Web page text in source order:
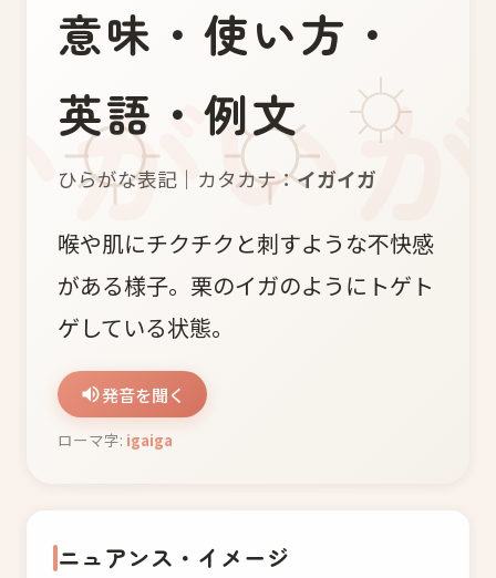
意味・使い方・
英語・例文
ひらがな表記｜カタカナ：イガイガ
喉や肌にチクチクと刺すような不快感
がある様子。栗のイガのようにトゲト
ゲしている状態。
発音を聞く
ローマ字: igaiga
ニュアンス・イメージ